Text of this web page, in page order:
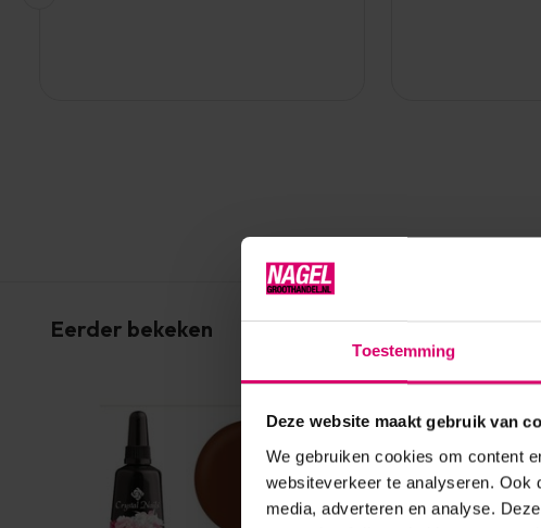
Toestemming
Deze website maakt gebruik van
We gebruiken cookies om content
websiteverkeer te analyseren. Ook
media, adverteren en analyse.
Eerder bekeken